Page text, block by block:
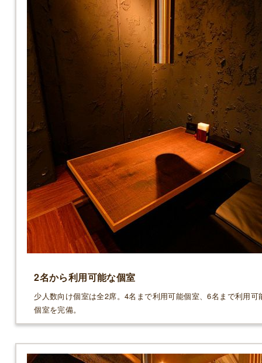
2名から利用可能な個室
少人数向け個室は全2席。4名まで利用可能個室、6名まで利用可
個室を完備。